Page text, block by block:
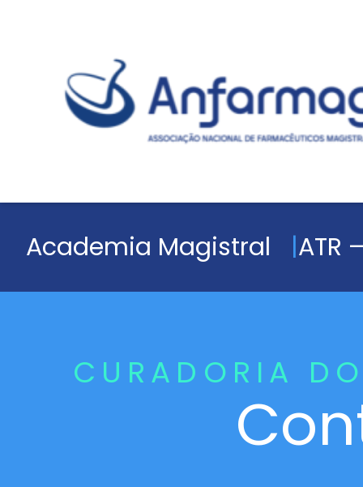
Academia Magistral ATR
CURADORIA